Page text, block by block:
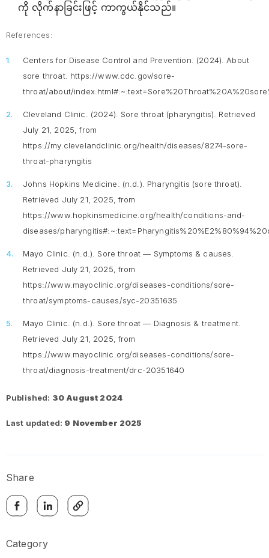
ကို လိုက်နာခြင်းဖြင့် ကာကွယ်နိုင်သည်။
References:
Centers for Disease Control and Prevention. (2024). About
sore throat. https://www.cdc.gov/sore-
throat/about/
Cleveland Clinic. (2024). Sore throat (pharyngitis) . Retrieved
July 21, 2025, from
https://my.clevelandclinic.org/health/diseases/8274-sore-
throat-pharyngitis
Johns Hopkins Medicine. (n.d.). Pharyngitis (sore throat)
Retrieved July 21, 2025, from
https://www.hopkinsmedicine.org/health/conditions-and-
diseases/
Mayo Clinic. (n.d.). Sore throat — Symptoms & causes
Retrieved July 21, 2025, from
https://www.mayoclinic.org/diseases-conditions/sore-
throat/symptoms-causes/syc-20351635
Mayo Clinic. (n.d.). Sore throat — Diagnosis & treatment.
Retrieved July 21, 2025, from
https://www.mayoclinic.org/diseases-conditions/sore-
throat/diagnosis-treatment/drc-20351640
Published: 30 August 2024
Last updated: 9 November 2025
Share
Category